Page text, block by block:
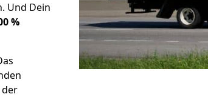
Und Dein
%
der